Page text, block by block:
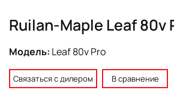
Ruilan-Maple Leaf 80v
Модель: Leaf 80v Pro
Связаться с дилером В сравнение